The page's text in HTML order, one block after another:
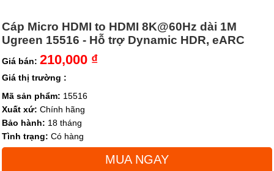
Cáp Micro HDMI to HDMI 8K@60Hz dài 1M
Ugreen 15516 - Hỗ trợ Dynamic HDR, eARC
Giá bán: 210,000 ₫
Giá thị trường :
Mã sản phẩm: 15516
Xuất xứ: Chính hãng
Bảo hành: 18 tháng
Tình trạng: Có hàng
MUA NGAY